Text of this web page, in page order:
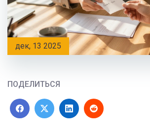
дек, 13 2025
ПОДЕЛИТЬСЯ